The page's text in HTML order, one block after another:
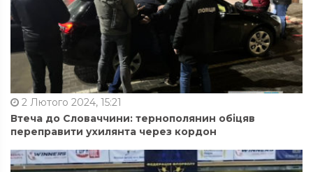
2 Лютого 2024, 15:21
Втеча до Словаччини: тернополянин обіцяв
переправити ухилянта через кордон